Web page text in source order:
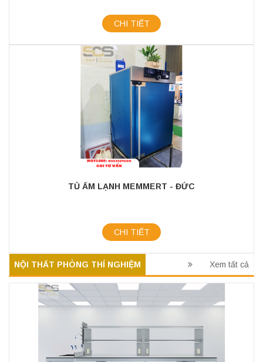
CHI TIẾT
TỦ ẤM LẠNH MEMMERT - ĐỨC
CHI TIẾT
NỘI THẤT PHÒNG THÍ NGHIỆM Xem tất cả